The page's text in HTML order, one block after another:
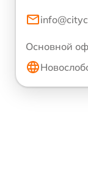
Основной